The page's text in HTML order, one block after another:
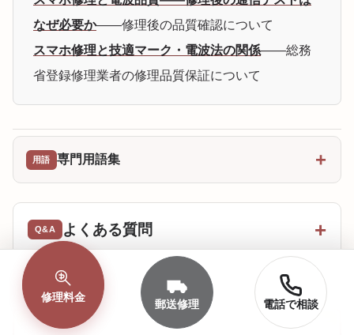
なぜ必要か——修理後の品質確認について
スマホ修理と技適マーク・電波法の関係——総務
省登録修理業者の修理品質保証について
専門用語集
よくある質問
修理料金
郵送修理 電話で相談